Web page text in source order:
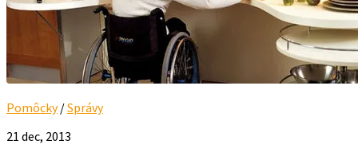
Pomôcky/Správy
21 dec, 2013